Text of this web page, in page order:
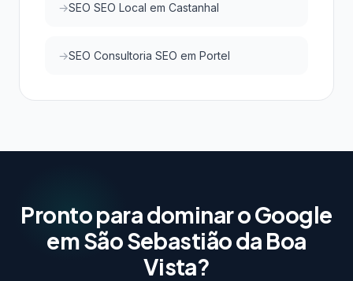
SEO SEO Local em Castanhal
SEO Consultoria SEO em Portel
Pronto para dominar o Google
em São Sebastião da Boa
Vista?